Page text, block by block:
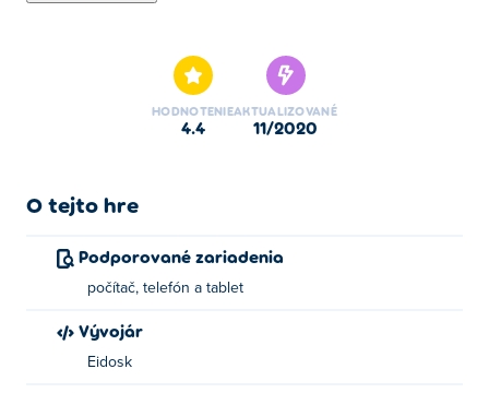
HODNOTENIE
4.4
AKTUALIZOVANÉ
11/2020
O tejto hre
Podporované zariadenia
počítač, telefón a tablet
Vývojár
Eidosk